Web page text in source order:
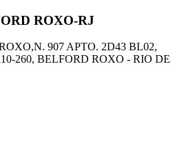
ROXO-RJ
907 APTO. 2D43 BL02,
260, BELFORD ROXO - RIO DE